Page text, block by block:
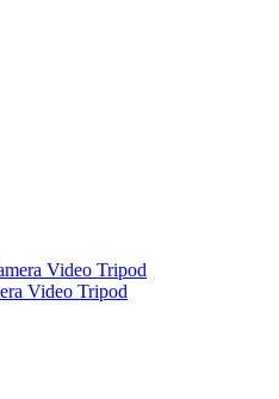
Video Tripod